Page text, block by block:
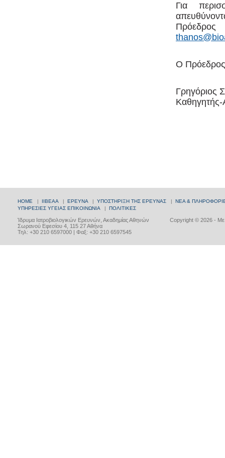
Για
O
Γρηγόριος
Καθηγητής-
HOME | ΙΙΒΕΑΑ | ΕΡΕΥΝΑ | ΥΠΟΣΤΗΡΙΞΗ ΤΗΣ ΕΡΕΥΝΑΣ | ΝΕΑ &
ΥΠΗΡΕΣΙΕΣ ΥΓΕΙΑΣ ΕΠΙΚΟΙΝΩΝΙΑ | ΠΟΛΙΤΙΚΕΣ
Copyright © 2026 - Με
Ίδρυμα Ιατροβιολογικών Ερευνών, Ακαδημίας Αθηνών
Σωρανού Εφεσίου 4, 115 27 Αθήνα
Τηλ: +30 210 6597000 | Φαξ: +30 210 6597545